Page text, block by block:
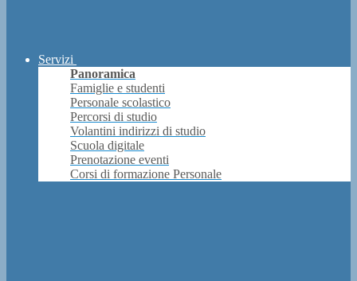
Servizi
Panoramica
Famiglie e studenti
Personale scolastico
Percorsi di studio
Volantini indirizzi di studio
Scuola digitale
Prenotazione eventi
Corsi di formazione Personale